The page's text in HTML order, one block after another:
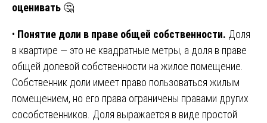
оценивать 🤔
• Понятие доли в праве общей собственности. Доля
в квартире — это не квадратные метры, а доля в праве
общей долевой собственности на жилое помещение.
Собственник доли имеет право пользоваться жилым
помещением, но его права ограничены правами других
сособственников. Доля выражается в виде простой